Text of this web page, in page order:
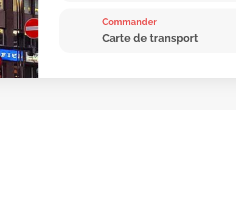
Commander
Carte de transport